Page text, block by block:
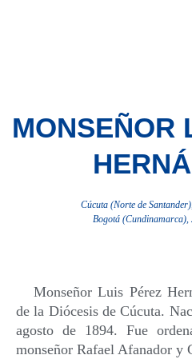
MONSEÑOR
Cúcuta (Norte de
Bogotá (Cundinamarca),
Monseñor Luis Pérez
de la Diócesis de Cúcuta.
agosto de 1894. Fue
monseñor Rafael Afanador y